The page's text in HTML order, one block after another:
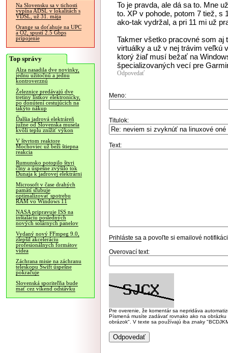
Na Slovensku sa v tichosti
vypína ADSL v lokalitách s
VDSL, už 31. mája
Orange sa doťahuje na UPC
a O2, spustí 2.5 Gbps
pripojenie
Top správy
Alza nasadila dve novinky,
jednu užitočnú a jednu
kontroverznú
Železnice predávajú dve
tretiny lístkov elektronicky,
po donútení cestujúcich na
takýto nákup
Ďalšia jadrová elektráreň
južne od Slovenska musela
kvôli teplu znížiť výkon
V štvrtom reaktore
Mochoviec už beží štiepna
reakcia
Rumunsko potopilo štyri
člny a úspešne zvýšilo tok
Dunaja k jadrovej elektrárni
Microsoft v čase drahých
pamätí sľubuje
optimalizovať spotrebu
RAM vo Windows 11
NASA pripravuje ISS na
inštaláciu posledných
nových solárnych panelov
Vydaný nový FFmpeg 9.0,
zlepšil akceleráciu
profesionálnych formátov
videa
Záchrana misie na záchranu
teleskopu Swift úspešne
pokračuje
Slovenská sporiteľňa bude
mať cez víkend odstávku
To je pravda, ale dá sa to. Mne
to. XP v pohode, potom 7 tiež, s
ako-tak vydržal, a pri 11 mi už
Takmer všetko pracovné som aj
virtuálky a už v nej trávim veľkú
ktorý žiaľ musí bežať na
špecializovaných vecí pre
Odpovedať
Meno:
Titulok:
Text:
Prihláste sa a povoľte si emailové
Overovací text:
Pre overenie, že komentár sa nepridáva
Písmená musíte zadávať rovnako ako na
obrázok". V texte sa používajú iba znaky